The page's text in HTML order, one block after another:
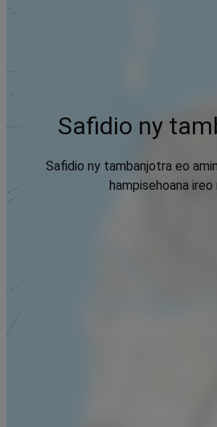
Safidio ny
Safidio ny tambanjotra eo
hampisehoana ireo